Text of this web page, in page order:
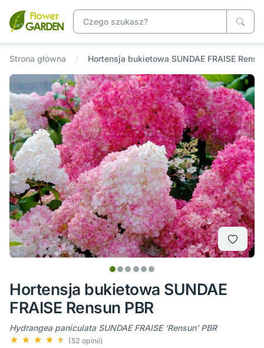
Strona główna Hortensja bukietowa SUNDAE FRAISE
Hortensja bukietowa SUNDAE
FRAISE Rensun PBR
Hydrangea paniculata SUNDAE FRAISE ‘Rensun’ PBR
(52 opinii)